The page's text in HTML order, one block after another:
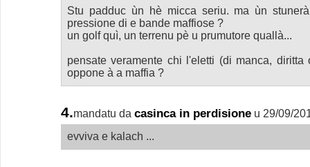
Stu padduc ùn hè micca seriu. ma ùn
pressione di e bande maffiose ?
un golf quì, un terrenu pè u prumutore quallà...
pensate veramente chi l'eletti (di manca,
oppone à a maffia ?
4.mandatu da casinca in perdisione u 29/09/
evviva e kalach ...